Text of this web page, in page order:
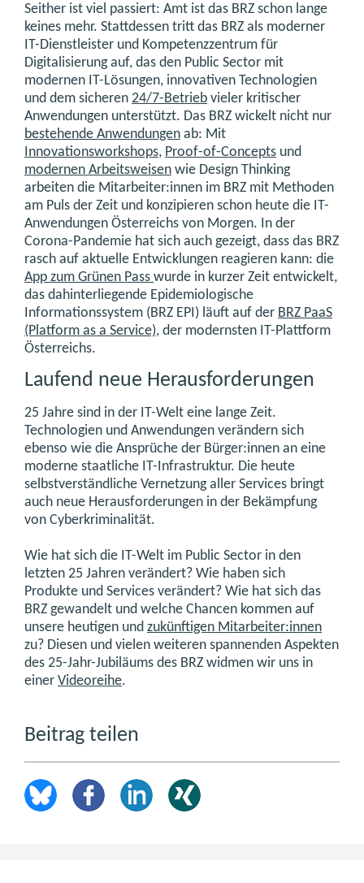
Seither ist viel passiert: Amt ist das BRZ schon lange
keines mehr. Stattdessen tritt das BRZ als moderner
IT-Dienstleister und Kompetenzzentrum für
Digitalisierung auf, das den Public Sector mit
modernen IT-Lösungen, innovativen Technologien
und dem sicheren 24/7-Betrieb vieler kritischer
Anwendungen unterstützt. Das BRZ wickelt nicht nur
bestehende Anwendungen ab: Mit
Innovationsworkshops, Proof-of-Concepts und
modernen Arbeitsweisen wie Design Thinking
arbeiten die Mitarbeiter:innen im BRZ mit Methoden
am Puls der Zeit und konzipieren schon heute die IT-
Anwendungen Österreichs von Morgen. In der
Corona-Pandemie hat sich auch gezeigt, dass das BRZ
rasch auf aktuelle Entwicklungen reagieren kann: die
App zum Grünen Pass wurde in kurzer Zeit entwickelt,
das dahinterliegende Epidemiologische
Informationssystem (BRZ EPI) läuft auf der BRZ PaaS
(Platform as a Service), der modernsten IT-Plattform
Österreichs.
Laufend neue Herausforderungen
25 Jahre sind in der IT-Welt eine lange Zeit.
Technologien und Anwendungen verändern sich
ebenso wie die Ansprüche der Bürger:innen an eine
moderne staatliche IT-Infrastruktur. Die heute
selbstverständliche Vernetzung aller Services bringt
auch neue Herausforderungen in der Bekämpfung
von Cyberkriminalität.
Wie hat sich die IT-Welt im Public Sector in den
letzten 25 Jahren verändert? Wie haben sich
Produkte und Services verändert? Wie hat sich das
BRZ gewandelt und welche Chancen kommen auf
unsere heutigen und zukünftigen Mitarbeiter:innen
zu? Diesen und vielen weiteren spannenden Aspekten
des 25-Jahr-Jubiläums des BRZ widmen wir uns in
einer Videoreihe.
Beitrag teilen